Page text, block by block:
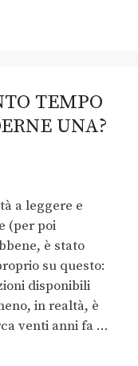
TEMPO
UNA?
a leggere e
(per poi
è stato
su questo:
disponibili
in realtà, è
venti anni fa …